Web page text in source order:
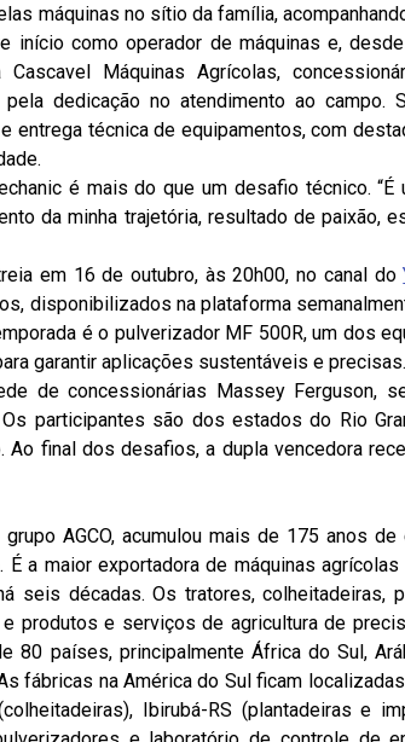
máquinas no sítio da família,
início como operador de máquinas e,
Máquinas Agrícolas,
dedicação no atendimento ao campo.
entrega técnica de equipamentos, com
é mais do que um desafio técnico. “É
da minha trajetória, resultado de paixão,
em 16 de outubro, às 20h00, no canal do
disponibilizados na plataforma
é o pulverizador MF 500R, um dos
garantir aplicações sustentáveis e precisas.
de concessionárias Massey Ferguson,
participantes são dos estados do Rio
Ao final dos desafios, a dupla vencedora
AGCO, acumulou mais de 175 anos de
a maior exportadora de máquinas
seis décadas. Os tratores, colheitadeiras,
produtos e serviços de agricultura de
80 países, principalmente África do Sul,
fábricas na América do Sul ficam
Ibirubá-RS (plantadeiras e